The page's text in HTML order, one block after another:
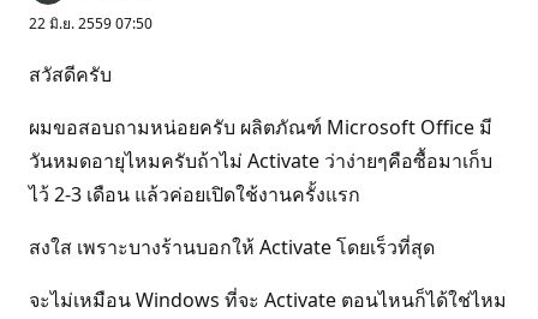
22 มิ.ย. 2559 07:50
สวัสดีครับ
ผมขอสอบถามหน่อยครับ ผลิตภัณฑ์ Microsoft Office มี
วันหมดอายุไหมครับถ้าไม่ Activate ว่าง่ายๆคือซื้อมาเก็บ
ไว้ 2-3 เดือน แล้วค่อยเปิดใช้งานครั้งแรก
สงใส เพราะบางร้านบอกให้ Activate โดยเร็วที่สุด
จะไม่เหมือน Windows ที่จะ Activate ตอนไหนก็ได้ใช่ไหม